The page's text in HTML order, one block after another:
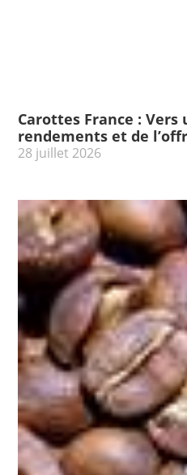
Carottes France : Vers
rendements et de
28 juillet 2026